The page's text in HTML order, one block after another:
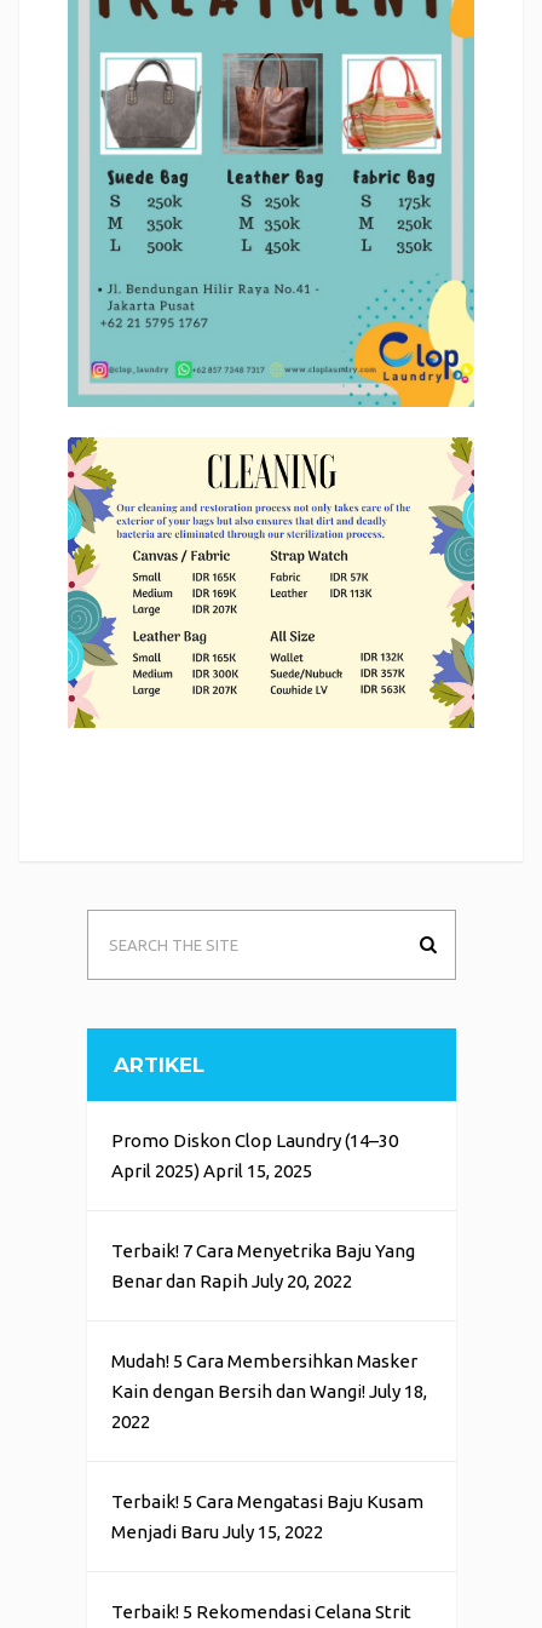
ARTIKEL
Promo Diskon Clop Laundry (14–30
April 2025) April 15, 2025
Terbaik! 7 Cara Menyetrika Baju Yang
Benar dan Rapih July 20, 2022
Mudah! 5 Cara Membersihkan Masker
Kain dengan Bersih dan Wangi! July 18,
2022
Terbaik! 5 Cara Mengatasi Baju Kusam
Menjadi Baru July 15, 2022
Terbaik! 5 Rekomendasi Celana Strit